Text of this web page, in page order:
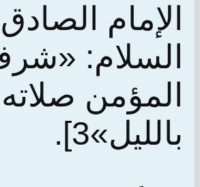
الإمام
السلام:
المؤمن صلاته
بالليل»3].